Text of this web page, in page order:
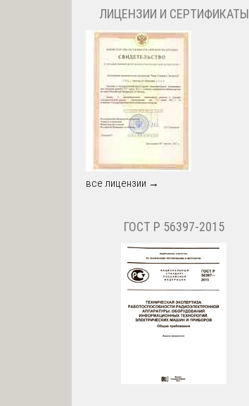
ЛИЦЕНЗИИ И СЕРТИФИКАТЫ
все лицензии →
ГОСТ Р 56397-2015